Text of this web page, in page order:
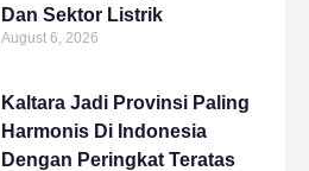
Dan Sektor Listrik
August 6, 2026
Kaltara Jadi Provinsi Paling
Harmonis Di Indonesia
Dengan Peringkat Teratas